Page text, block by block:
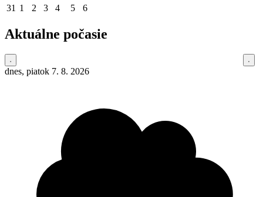
31 1 2 3 4 5 6
Aktuálne počasie
dnes, piatok 7. 8. 2026